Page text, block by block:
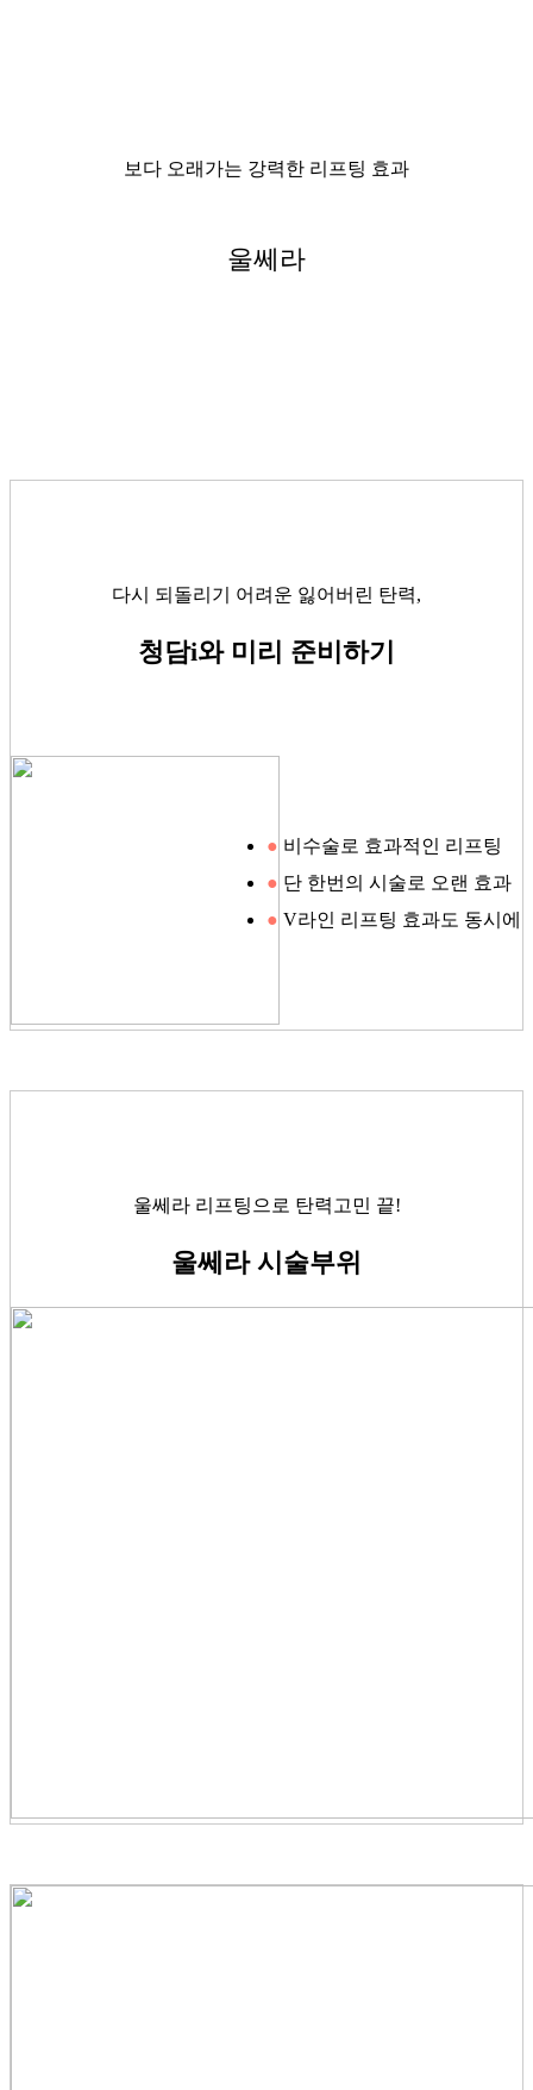
보다 오래가는 강력한 리프팅 효과
울쎄라
다시 되돌리기 어려운 잃어버린 탄력,
청담i와 미리 준비하기
● 비수술로 효과적인 리프팅
● 단 한번의 시술로 오랜 효과
● V라인 리프팅 효과도 동시에
울쎄라 리프팅으로 탄력고민 끝!
울쎄라 시술부위